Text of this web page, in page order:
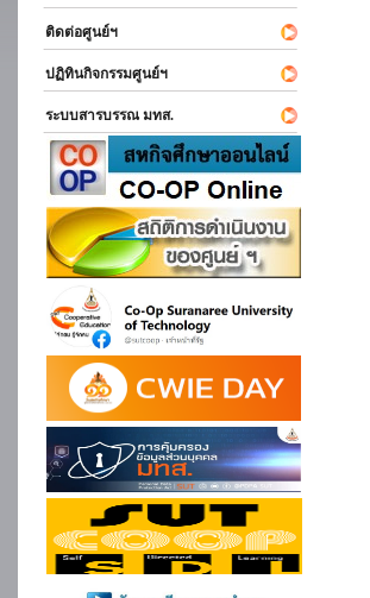
ติดต่อศูนย์ฯ
ปฏิทินกิจกรรมศูนย์ฯ
ระบบสารบรรณ มทส.